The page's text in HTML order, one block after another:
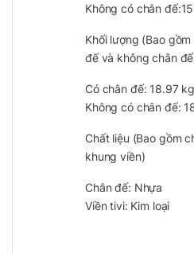
Không có chân
Khối lượng (Bao
đế và không chân
Có chân đế: 18.97 kg
Không có chân đế:
Chất liệu (Bao gồm
khung viền)
Chân đế: Nhựa
Viền tivi: Kim loại